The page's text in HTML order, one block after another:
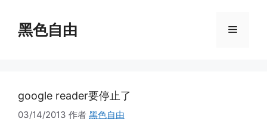
黑色自由 菜
google reader要停止了
03/14/2013 作者 黑色自由